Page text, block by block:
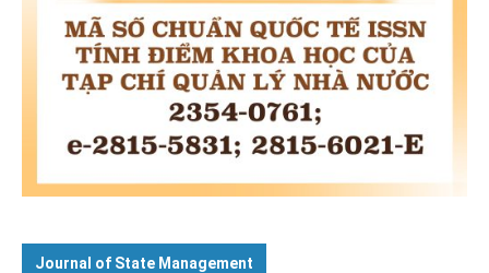
Journal of State Management